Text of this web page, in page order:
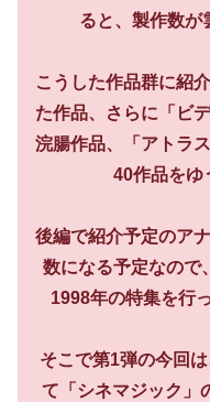
ると、製作数が
こうした作品群に紹
た作品、さらに「ビ
浣腸作品、「アトラ
40作品をゆ
後編で紹介予定のア
数になる予定なので
1998年の特集を行
そこで第1弾の今回
て「シネマジック」